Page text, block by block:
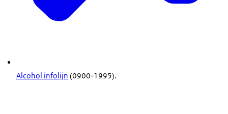
Alcohol infolijn (0900-1995).